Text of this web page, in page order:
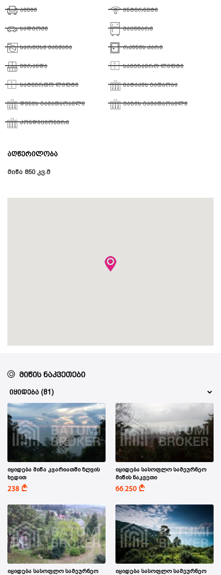
ავეჯი ინტერნეტი
სადგომი მაცივარი
სარეცხი მანქანა რკინის კარი
ვერანდა სამგზავრო ლიფტი
სატვირთო ლიფტი იატაკის გათბობა
დენის გამათბობელი გაზის გამათბობელი
კონდიციონერი
აღწერილობა
მიწა 850 კვ.მ
მიწის ნაკვეთები
იყიდება მიწა კვარიათში ზღვის
ხედით
238 A
იყიდება სასოფლო სამეურნეო
მიწის ნაკვეთი
66 250 A
იყიდება სასოფლო სამეურნეო
იყიდება სასოფლო სამეურნეო